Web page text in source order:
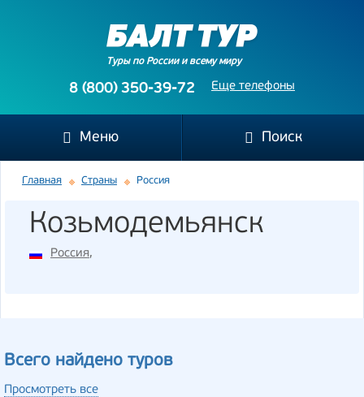
Туры по России и всему миру
Еще телефоны
8 (800) 350-39-72
Меню Поиск
Главная Страны Россия
Козьмодемьянск
Россия,
Всего найдено туров
Просмотреть все